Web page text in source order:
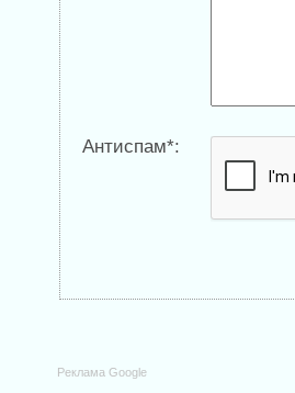
Антиспам*:
Реклама Google